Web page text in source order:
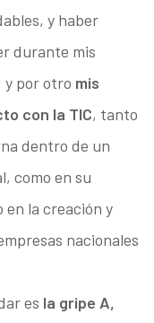
y haber
durante mis
y por otro mis
con la TIC, tanto
dentro de un
como en su
la creación y
nacionales
es la gripe A,